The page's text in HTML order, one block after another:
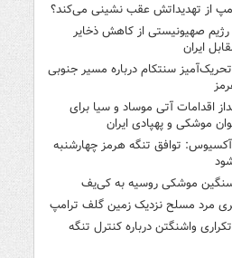
از تهدیداتش عقب نشینی می‌کند؟
رژیم صهیونیستی از کاهش ذخایر
ایران
سنتکام درباره مسیر جنوبی
اقدامات آتی موساد و سیا برای
موشکی و پهپادی ایران
توافق تنگه هرمز چهارشنبه
موشکی روسیه به کی‌یف
مرد مسلح نزدیک زمین گلف ترامپ
واشنگتن درباره کنترل تنگه